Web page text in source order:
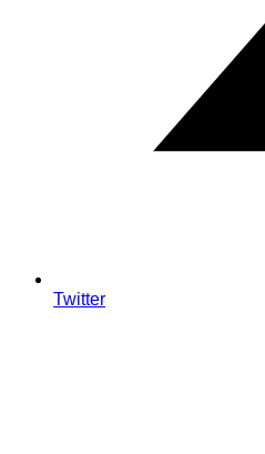
Twitter